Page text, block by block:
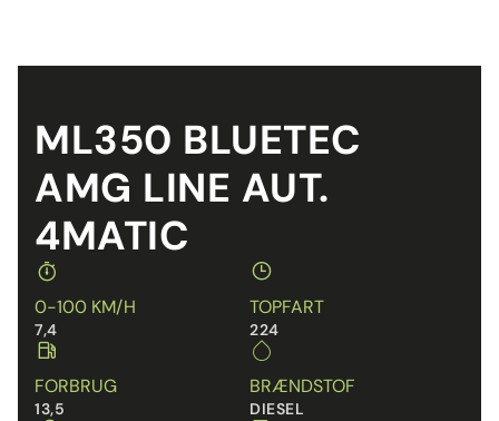
ML350 BLUETEC
AMG LINE AUT.
4MATIC
0-100 KM/H
7,4
TOPFART
224
FORBRUG
13,5
BRÆNDSTOF
DIESEL